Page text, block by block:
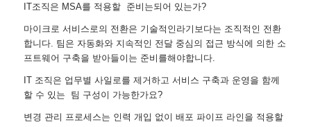
IT조직은 MSA를 적용할 준비는되어 있는가?
마이크로 서비스로의 전환은 기술적인라기보다는 조직적인 전환
합니다. 팀은 자동화와 지속적인 전달 중심의 접근 방식에 의한 소
프트웨어 구축을 받아들이는 준비를해야합니다.
IT 조직은 업무별 사일로를 제거하고 서비스 구축과 운영을 함께
할 수 있는 팀 구성이 가능한가요?
변경 관리 프로세스는 인력 개입 없이 배포 파이프 라인을 적용할